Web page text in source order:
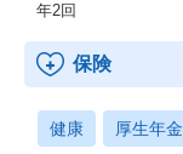
年2回
保険
健康 厚生年金